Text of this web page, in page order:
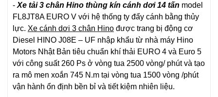
- Xe tải 3 chân Hino thùng kín cánh dơi 14 tấn model
FL8JT8A EURO V với hệ thống ty đẩy cánh bằng thủy
lực. Xe cánh dơi 3 chân Hino được trang bị động cơ
Diesel HINO J08E – UF nhập khẩu từ nhà máy Hino
Motors Nhật Bản tiêu chuẩn khí thải EURO 4 và Euro 5
với công suất 260 Ps ở vòng tua 2500 vòng/ phút và tạo
ra mô men xoắn 745 N.m tại vòng tua 1500 vòng /phút
vận hành ổn định bền bỉ và tiết kiệm nhiên liệu.